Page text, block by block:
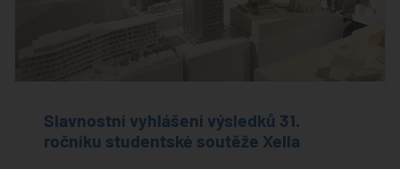
Slavnostní vyhlášení výsledků 31.
ročníku studentské soutěže Xella